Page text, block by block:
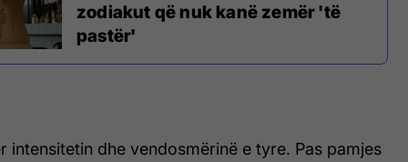
zodiakut që nuk kanë zemër 'të
pastër'
intensitetin dhe vendosmërinë e tyre. Pas pamjes